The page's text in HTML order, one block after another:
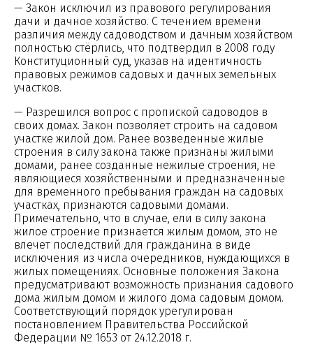
— Закон исключил из правового регулирования
дачи и дачное хозяйство. С течением времени
различия между садоводством и дачным хозяйством
полностью стёрлись, что подтвердил в 2008 году
Конституционный суд, указав на идентичность
правовых режимов садовых и дачных земельных
участков.
— Разрешился вопрос с пропиской садоводов в
своих домах. Закон позволяет строить на садовом
участке жилой дом. Ранее возведенные жилые
строения в силу закона также признаны жилыми
домами, ранее созданные нежилые строения, не
являющиеся хозяйственными и предназначенные
для временного пребывания граждан на садовых
участках, признаются садовыми домами.
Примечательно, что в случае, ели в силу закона
жилое строение признается жилым домом, это не
влечет последствий для гражданина в виде
исключения из числа очередников, нуждающихся в
жилых помещениях. Основные положения Закона
предусматривают возможность признания садового
дома жилым домом и жилого дома садовым домом.
Соответствующий порядок урегулирован
постановлением Правительства Российской
Федерации № 1653 от 24.12.2018 г.